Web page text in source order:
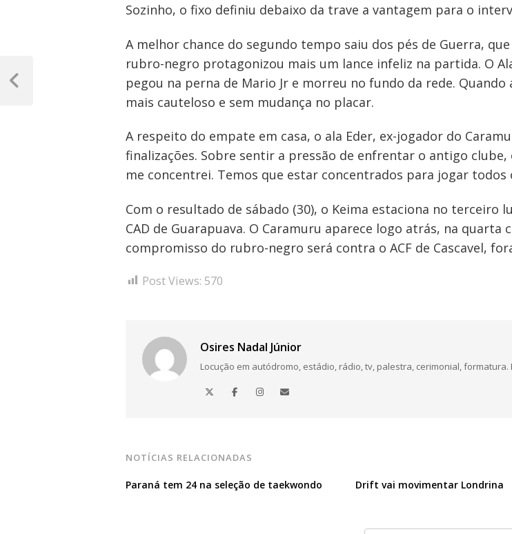
Sozinho, o fixo definiu debaixo da trave a vantagem para o
A melhor chance do segundo tempo saiu dos pés de Guerra,
rubro-negro protagonizou mais um lance infeliz na partida. O
pegou na perna de Mario Jr e morreu no fundo da rede.
mais cauteloso e sem mudança no placar.
A respeito do empate em casa, o ala Eder, ex-jogador do
finalizações. Sobre sentir a pressão de enfrentar o antigo
me concentrei. Temos que estar concentrados para jogar todos
Com o resultado de sábado (30), o Keima estaciona no
CAD de Guarapuava. O Caramuru aparece logo atrás, na
compromisso do rubro-negro será contra o ACF de Cascavel,
Post Views: 570
Osires Nadal Júnior
Locução em autódromo, estádio, rádio, tv, palestra, cerimonial,
NOTÍCIAS RELACIONADAS
Paraná tem 24 na seleção de taekwondo Drift vai movimentar Londrina
Navegação
de
Post